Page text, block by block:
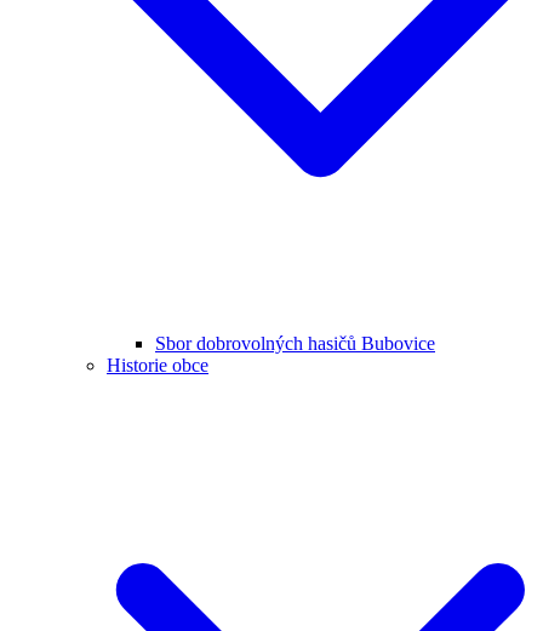
Sbor dobrovolných hasičů Bubovice
Historie obce